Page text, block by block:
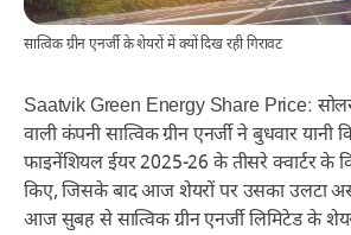
सात्विक ग्रीन एनर्जी के शेयरों में क्यों दिख रही गिरावट
Saatvik Green Energy Share Price:
वाली कंपनी सात्विक ग्रीन एनर्जी ने बुधवार यानी
फाइनेंशियल ईयर 2025-26 के तीसरे क्वार्टर के
किए, जिसके बाद आज शेयरों पर उसका उलटा
आज सुबह से सात्विक ग्रीन एनर्जी लिमिटेड के